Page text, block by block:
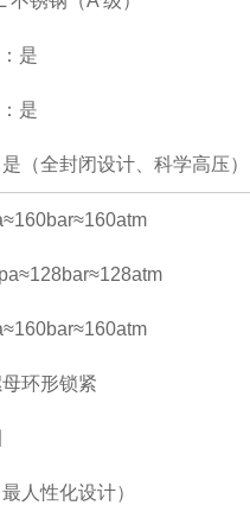
是
是
是（全封闭设计、科学高压）
环形锁紧
人性化设计）